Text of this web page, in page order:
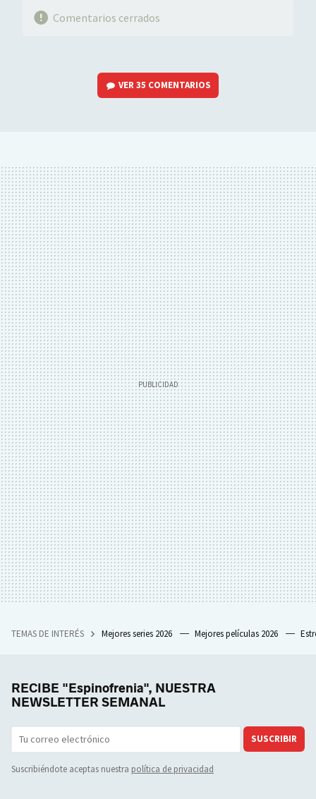
Comentarios cerrados
VER35 COMENTARIOS
TEMAS DE INTERÉS Mejores series 2026 Mejores películas 2026
RECIBE "Espinofrenia", NUESTRA
NEWSLETTER SEMANAL
SUSCRIBIR
Suscribiéndote aceptas nuestra política de privacidad